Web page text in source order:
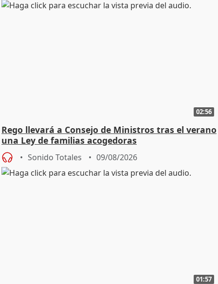
02:56
Rego llevará a Consejo de Ministros tras el verano
una Ley de familias acogedoras
Sonido Totales 09/08/2026
01:57